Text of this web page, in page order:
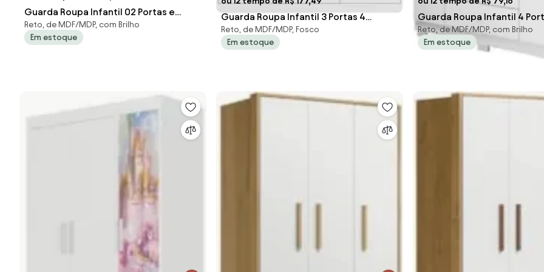
Guarda Roupa Infantil 02 Portas e
Ponte Aérea Eloísa Branco - Phoenix
Reto, de MDF/MDP, com Brilho
Em estoque
Guarda Roupa Infantil 3 Portas 4
Gavetas Lua Z39 Branco - Mpozenato
Reto, de MDF/MDP, Fosco
Em estoque
Guarda Roupa Infantil 4
Gavetas Amora Z39 Branco -
Mpozenato
Reto, de MDF/MDP, com Brilho
Em estoque